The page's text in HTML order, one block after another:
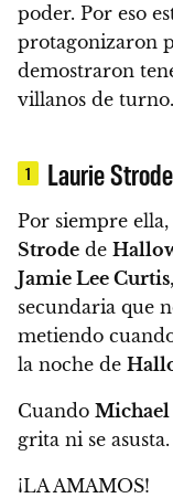
poder. Por eso
protagonizaron
demostraron
villanos de turno.
1 Laurie
Por siempre
Strode de
Jamie Lee Curtis,
secundaria que
metiendo
la noche de
Cuando Michael
grita ni se asusta.
¡LA AMAMOS!